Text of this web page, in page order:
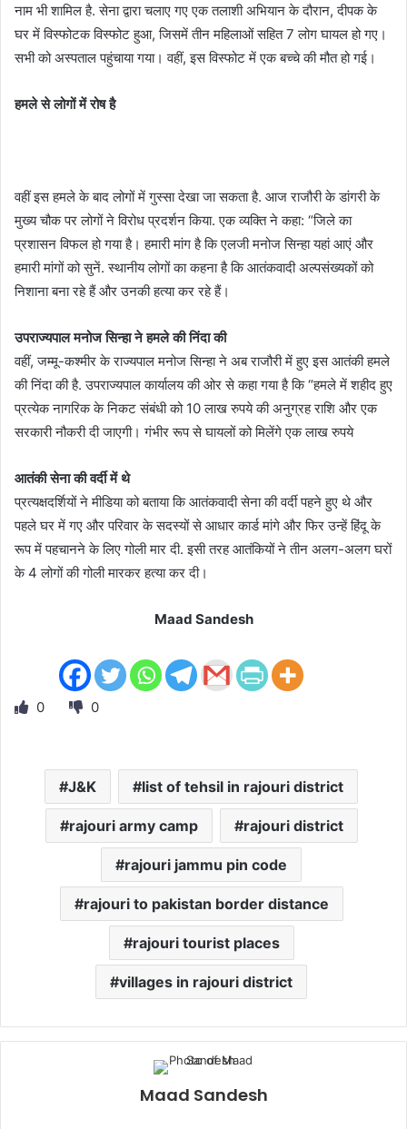
नाम भी शामिल है. सेना द्वारा चलाए गए एक तलाशी अभियान के दौरान, दीपक के
घर में विस्फोटक विस्फोट हुआ, जिसमें तीन महिलाओं सहित 7 लोग घायल हो गए।
सभी को अस्पताल पहुंचाया गया। वहीं, इस विस्फोट में एक बच्चे की मौत हो गई।
हमले से लोगों में रोष है
वहीं इस हमले के बाद लोगों में गुस्सा देखा जा सकता है. आज राजौरी के डांगरी के
मुख्य चौक पर लोगों ने विरोध प्रदर्शन किया. एक व्यक्ति ने कहा: “जिले का
प्रशासन विफल हो गया है। हमारी मांग है कि एलजी मनोज सिन्हा यहां आएं और
हमारी मांगों को सुनें. स्थानीय लोगों का कहना है कि आतंकवादी अल्पसंख्यकों को
निशाना बना रहे हैं और उनकी हत्या कर रहे हैं।
उपराज्यपाल मनोज सिन्हा ने हमले की निंदा की
वहीं, जम्मू-कश्मीर के राज्यपाल मनोज सिन्हा ने अब राजौरी में हुए इस आतंकी हमले
की निंदा की है. उपराज्यपाल कार्यालय की ओर से कहा गया है कि “हमले में शहीद हुए
प्रत्येक नागरिक के निकट संबंधी को 10 लाख रुपये की अनुग्रह राशि और एक
सरकारी नौकरी दी जाएगी। गंभीर रूप से घायलों को मिलेंगे एक लाख रुपये
आतंकी सेना की वर्दी में थे
प्रत्यक्षदर्शियों ने मीडिया को बताया कि आतंकवादी सेना की वर्दी पहने हुए थे और
पहले घर में गए और परिवार के सदस्यों से आधार कार्ड मांगे और फिर उन्हें हिंदू के
रूप में पहचानने के लिए गोली मार दी. इसी तरह आतंकियों ने तीन अलग-अलग घरों
के 4 लोगों की गोली मारकर हत्या कर दी।
Maad Sandesh
0 0
J&K list of tehsil in rajouri district
rajouri army camp rajouri district
rajouri jammu pin code
rajouri to pakistan border distance
rajouri tourist places
villages in rajouri district
Maad Sandesh